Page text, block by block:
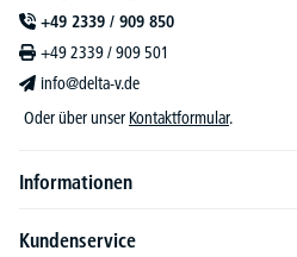
+49 2339 / 909 850
+49 2339 / 909 501
info@delta-v.de
Oder über unser Kontaktformular.
Informationen
Kundenservice